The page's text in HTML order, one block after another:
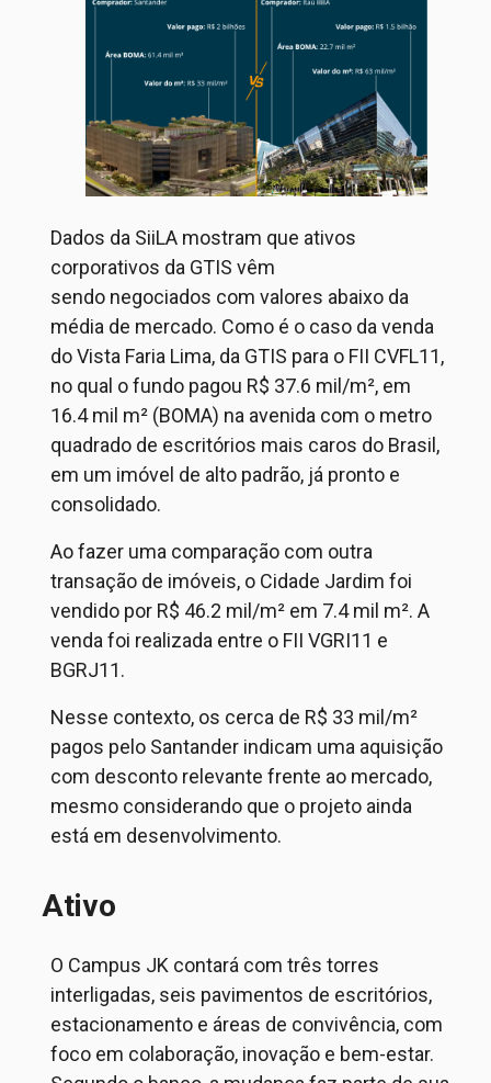
Dados da SiiLA mostram que ativos
corporativos da GTIS vêm
sendo negociados com valores abaixo da
média de mercado. Como é o caso da venda
do Vista Faria Lima, da GTIS para o FII CVFL11,
no qual o fundo pagou R$ 37.6 mil/m², em
16.4 mil m² (BOMA) na avenida com o metro
quadrado de escritórios mais caros do Brasil,
em um imóvel de alto padrão, já pronto e
consolidado.
Ao fazer uma comparação com outra
transação de imóveis, o Cidade Jardim foi
vendido por R$ 46.2 mil/m² em 7.4 mil m². A
venda foi realizada entre o FII VGRI11 e
BGRJ11.
Nesse contexto, os cerca de R$ 33 mil/m²
pagos pelo Santander indicam uma aquisição
com desconto relevante frente ao mercado,
mesmo considerando que o projeto ainda
está em desenvolvimento.
Ativo
O Campus JK contará com três torres
interligadas, seis pavimentos de escritórios,
estacionamento e áreas de convivência, com
foco em colaboração, inovação e bem-estar.